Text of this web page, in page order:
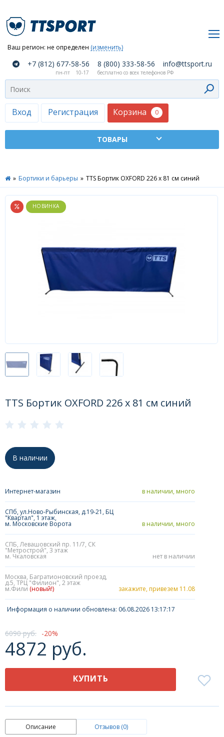
Ваш регион: не определен (изменить)
Вход Регистрация Корзина 0
компании
Как
сделать
заказ
Оплата
доставка
Москва
Дилеры
+7 (812) 677-58-56 8 (800) 333-58-56 info@ttsport.ru
пн-пт 10-17 бесплатно со всех телефонов РФ
» Бортики и барьеры » TTS Бортик OXFORD 226 x 81 см синий
TTS Бортик OXFORD 226 x 81 см синий
В наличии
Интернет-магазин в наличии, много
СПб, ул.Ново-Рыбинская, д.19-21, БЦ
"Квартал", 1 этаж,
м. Московские Ворота в наличии, много
СПБ, Левашовский пр. 11/7, СК
"Метрострой", 3 этаж
м. Чкаловская нет в наличии
Москва, Багратионовский проезд,
д.5, ТРЦ "Филион", 2 этаж
м.Фили (новый!) закажите, привезем 11.08
Информация о наличии обновлена: 06.08.2026 13:17:17
6090 руб. 20
4872 руб.
КУПИТЬ
Описание Отзывов (0)